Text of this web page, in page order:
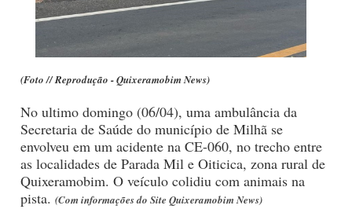
(Foto // Reprodução - Quixeramobim News)
No ultimo domingo (06/04), uma ambulância da
Secretaria de Saúde do município de Milhã se
envolveu em um acidente na CE-060, no trecho entre
as localidades de Parada Mil e Oiticica, zona rural de
Quixeramobim. O veículo colidiu com animais na
pista. (Com informações do Site Quixeramobim News)